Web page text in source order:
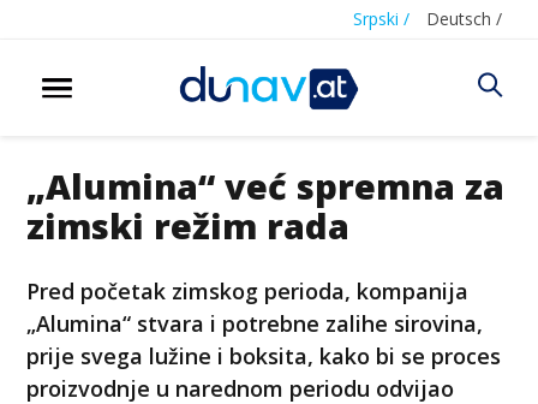
Srpski / Deutsch /
„Alumina“ već spremna za
zimski režim rada
Pred početak zimskog perioda, kompanija
„Alumina“ stvara i potrebne zalihe sirovina,
prije svega lužine i boksita, kako bi se proces
proizvodnje u narednom periodu odvijao